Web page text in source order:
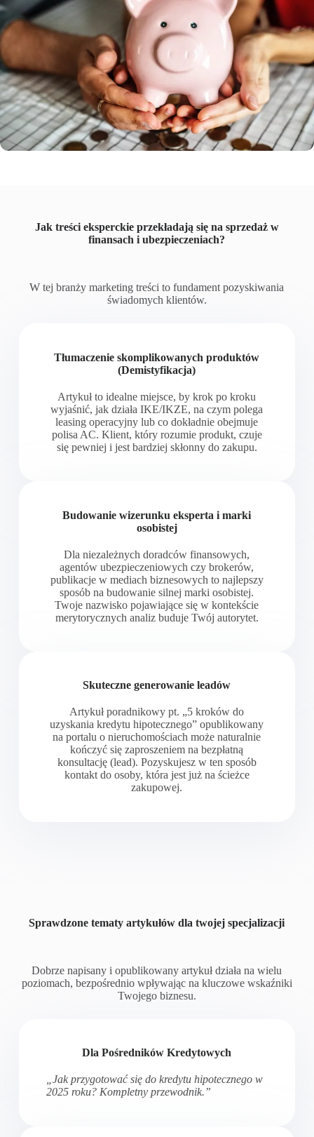
Jak treści eksperckie przekładają się na sprzedaż w
finansach i ubezpieczeniach?
W tej branży marketing treści to fundament pozyskiwania
świadomych klientów.
Tłumaczenie skomplikowanych produktów
(Demistyfikacja)
Artykuł to idealne miejsce, by krok po kroku
wyjaśnić, jak działa IKE/IKZE, na czym polega
leasing operacyjny lub co dokładnie obejmuje
polisa AC. Klient, który rozumie produkt, czuje
się pewniej i jest bardziej skłonny do zakupu.
Budowanie wizerunku eksperta i marki
osobistej
Dla niezależnych doradców finansowych,
agentów ubezpieczeniowych czy brokerów,
publikacje w mediach biznesowych to najlepszy
sposób na budowanie silnej marki osobistej.
Twoje nazwisko pojawiające się w kontekście
merytorycznych analiz buduje Twój autorytet.
Skuteczne generowanie leadów
Artykuł poradnikowy pt. „5 kroków do
uzyskania kredytu hipotecznego” opublikowany
na portalu o nieruchomościach może naturalnie
kończyć się zaproszeniem na bezpłatną
konsultację (lead). Pozyskujesz w ten sposób
kontakt do osoby, która jest już na ścieżce
zakupowej.
Sprawdzone tematy artykułów dla twojej specjalizacji
Dobrze napisany i opublikowany artykuł działa na wielu
poziomach, bezpośrednio wpływając na kluczowe wskaźniki
Twojego biznesu.
Dla Pośredników Kredytowych
„Jak przygotować się do kredytu hipotecznego w
2025 roku? Kompletny przewodnik.”